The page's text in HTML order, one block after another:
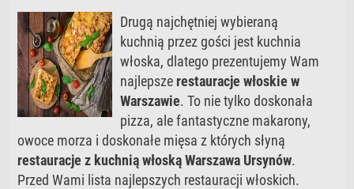
Drugą najchętniej wybieraną
kuchnią przez gości jest kuchnia
włoska, dlatego prezentujemy Wam
najlepsze restauracje włoskie w
Warszawie. To nie tylko doskonała
pizza, ale fantastyczne makarony,
owoce morza i doskonałe mięsa z których słyną
restauracje z kuchnią włoską Warszawa Ursynów.
Przed Wami lista najlepszych restauracji włoskich.